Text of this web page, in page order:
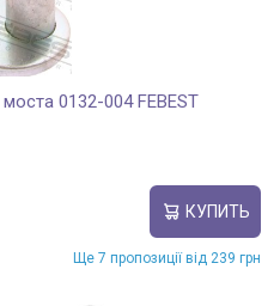
0132-004 FEBEST
КУПИТЬ
Ще 7 пропозиції від 239 грн